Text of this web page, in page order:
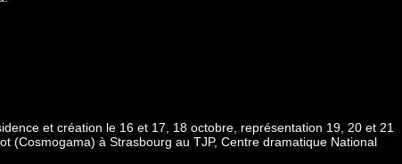
et création le 16 et 17, 18 octobre, représentation 19, 20 et 21
(Cosmogama) à Strasbourg au TJP, Centre dramatique National